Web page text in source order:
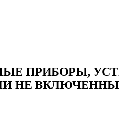
ПРИБОРЫ,
НЕ